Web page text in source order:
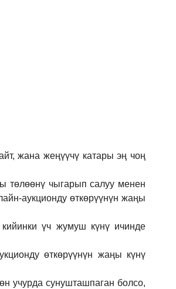
жана жеңүүчү катары эң чоң
төлөөнү чыгарып салуу менен
аукционду өткөрүүнүн жаңы
кийинки үч жумуш күнү ичинде
өткөрүүнүн жаңы күнү
учурда сунушташпаган болсо,